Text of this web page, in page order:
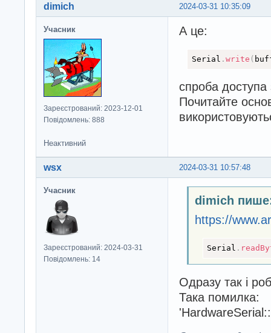
2024-03-31 10:35:09
dimich
Учасник
Зареєстрований: 2023-12-01
Повідомлень: 888
А це:
Serial . write (
спроба
Почитайте
Неактивний
2024-03-31 10:57:48
wsx
Учасник
Зареєстрований: 2024-03-31
Повідомлень: 14
dimich
https://
Serial .
Одразу так і
Така помилка: